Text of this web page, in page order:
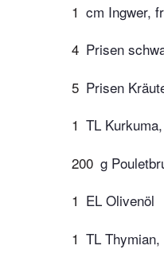
1 cm Ingwer,
4 Prisen
5 Prisen
1 TL
200 g
1 EL Olivenöl
1 TL